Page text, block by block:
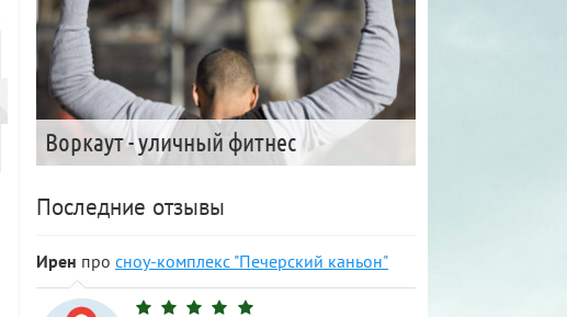
Воркаут - уличный фитнес
Последние отзывы
Ирен про сноу-комплекс "Печерский каньон"